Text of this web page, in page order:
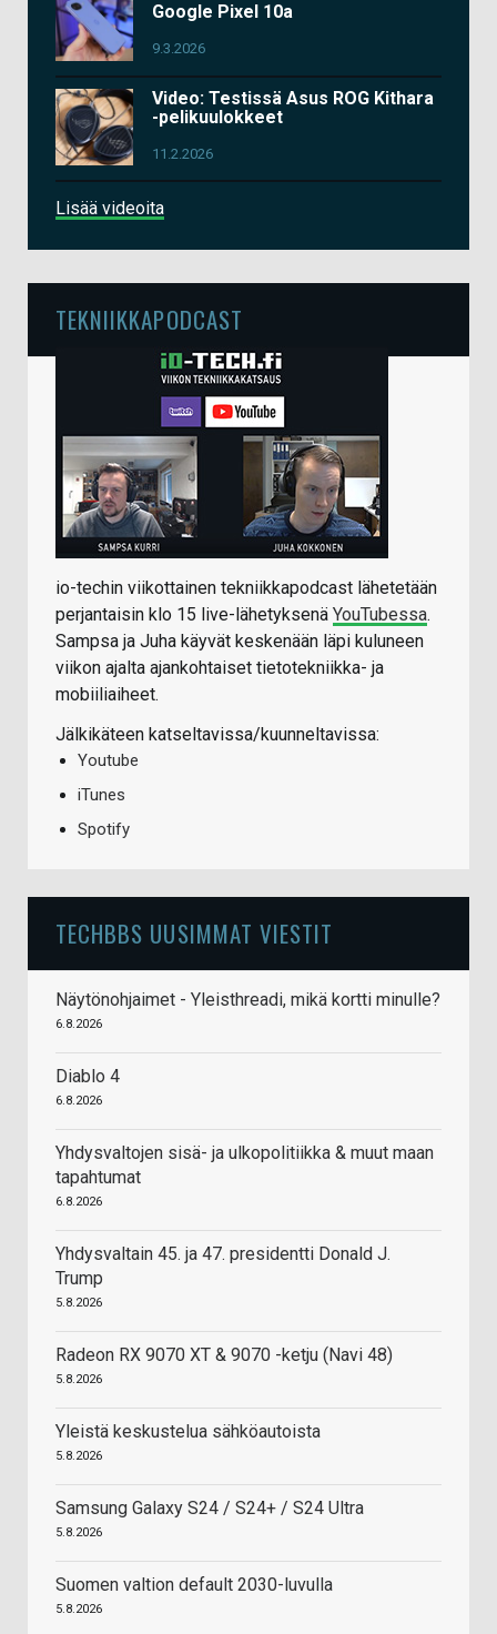
Google Pixel 10a
9.3.2026
Video: Testissä Asus ROG Kithara
-pelikuulokkeet
11.2.2026
Lisää videoita
TEKNIIKKAPODCAST
io-techin viikottainen tekniikkapodcast lähetetään
perjantaisin klo 15 live-lähetyksenä YouTubessa.
Sampsa ja Juha käyvät keskenään läpi kuluneen
viikon ajalta ajankohtaiset tietotekniikka- ja
mobiiliaiheet.
Jälkikäteen katseltavissa/kuunneltavissa:
Youtube
iTunes
Spotify
TECHBBS UUSIMMAT VIESTIT
Näytönohjaimet - Yleisthreadi, mikä kortti minulle?
6.8.2026
Diablo 4
6.8.2026
Yhdysvaltojen sisä- ja ulkopolitiikka & muut maan
tapahtumat
6.8.2026
Yhdysvaltain 45. ja 47. presidentti Donald J.
Trump
5.8.2026
Radeon RX 9070 XT & 9070 -ketju (Navi 48)
5.8.2026
Yleistä keskustelua sähköautoista
5.8.2026
Samsung Galaxy S24 / S24+ / S24 Ultra
5.8.2026
Suomen valtion default 2030-luvulla
5.8.2026